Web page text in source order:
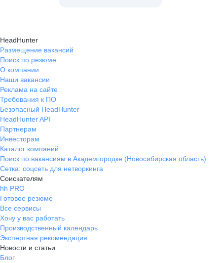
HeadHunter
Размещение вакансий
Поиск по резюме
О компании
Наши вакансии
Реклама на сайте
Требования к ПО
Безопасный HeadHunter
HeadHunter API
Партнерам
Инвесторам
Каталог компаний
Поиск по вакансиям в Академгородке (Новосибирская область)
Сетка: соцсеть для нетворкинга
Соискателям
hh PRO
Готовое резюме
Все сервисы
Хочу у вас работать
Производственный календарь
Экспертная рекомендация
Новости и статьи
Блог